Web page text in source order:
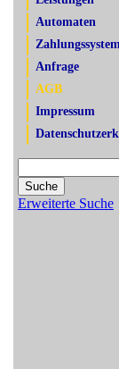
Automaten
Anfrage
AGB
Impressum
Erweiterte Suche